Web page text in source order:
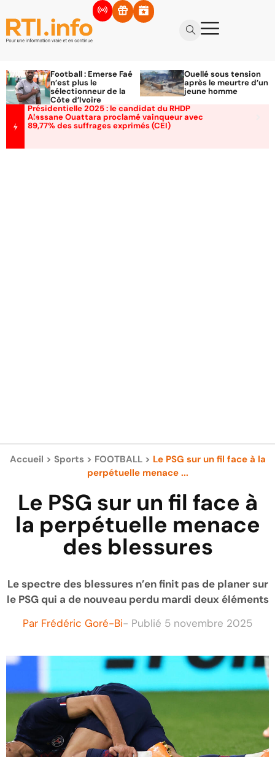
Football : Emerse Faé
n’est plus le
sélectionneur de la
Côte d’Ivoire
Ouellé sous tension
après le meurtre d’un
jeune homme
Présidentielle 2025 : le candidat du RHDP
Alassane Ouattara proclamé vainqueur avec
89,77% des suffrages exprimés (CEI)
Accueil > Sports> FOOTBALL> Le PSG sur un fil face à la
perpétuelle menace ...
Le PSG sur un fil face à
la perpétuelle menace
des blessures
Le spectre des blessures n’en finit pas de planer sur
le PSG qui a de nouveau perdu mardi deux éléments
Par Frédéric Goré-Bi- Publié 5 novembre 2025